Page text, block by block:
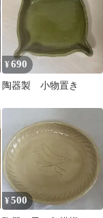
¥690
陶器製 小物置き
¥500